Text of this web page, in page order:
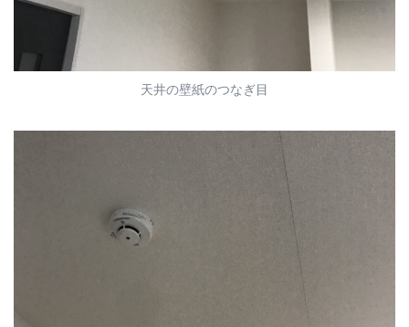
天井の壁紙のつなぎ目